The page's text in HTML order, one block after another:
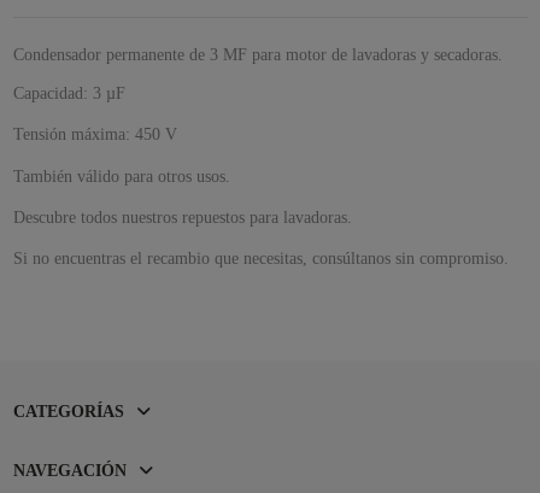
Condensador permanente de 3 MF para motor de lavadoras y secadoras.
Capacidad: 3 µF
Tensión máxima: 450 V
También válido para otros usos.
Descubre todos nuestros repuestos para lavadoras.
Si no encuentras el recambio que necesitas, consúltanos sin compromiso.
CATEGORÍAS
NAVEGACIÓN